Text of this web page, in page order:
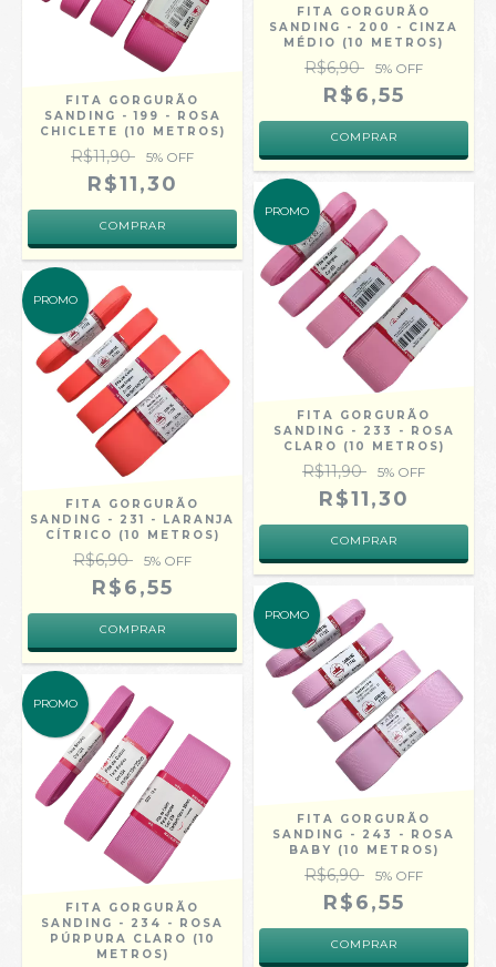
FITA GORGURÃO
SANDING - 199 - ROSA
CHICLETE (10 METROS)
R$11,90 5% OFF
R$11,30
COMPRAR
FITA GORGURÃO
SANDING - 200 - CINZA
MÉDIO (10 METROS)
R$6,90 5% OFF
R$6,55
COMPRAR
PROMO
FITA GORGURÃO
SANDING - 231 - LARANJA
CÍTRICO (10 METROS)
R$6,90 5% OFF
R$6,55
COMPRAR
PROMO
FITA GORGURÃO
SANDING - 233 - ROSA
CLARO (10 METROS)
R$11,90 5% OFF
R$11,30
COMPRAR
PROMO
FITA GORGURÃO
SANDING - 234 - ROSA
PÚRPURA CLARO (10
METROS)
PROMO
FITA GORGURÃO
SANDING - 243 - ROSA
BABY (10 METROS)
R$6,90 5% OFF
R$6,55
COMPRAR